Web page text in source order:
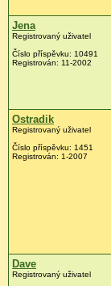
Jena
Registrovaný uživatel
Číslo příspěvku: 10491
Registrován: 11-2002
Ostradik
Registrovaný uživatel
Číslo příspěvku: 1451
Registrován: 1-2007
Dave
Registrovaný uživatel